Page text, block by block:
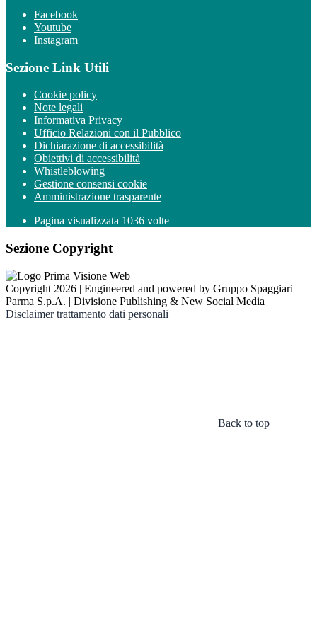
Facebook
Youtube
Instagram
Sezione Link Utili
Cookie policy
Note legali
Informativa Privacy
Ufficio Relazioni con il Pubblico
Dichiarazione di accessibilità
Obiettivi di accessibilità
Whistleblowing
Gestione consensi cookie
Amministrazione trasparente
Pagina visualizzata 1036 volte
Sezione Copyright
Copyright 2026 | Engineered and powered by Gruppo Spaggiari
Parma S.p.A. | Divisione Publishing & New Social Media
Disclaimer trattamento dati personali
Back to top